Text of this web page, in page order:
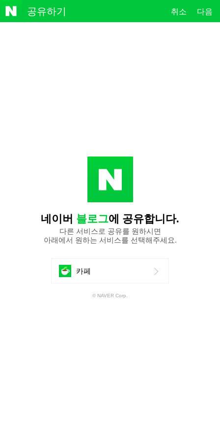
NAVE
공유하기 취소 다음
네이버 블로그에 공유합니다.
다른 서비스로 공유를 원하시면
아래에서 원하는 서비스를 선택해주세요.
카페
공
© NAVER Corp.